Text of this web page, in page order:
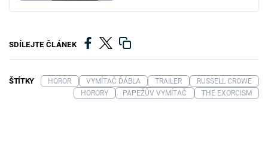
SDÍLEJTE ČLÁNEK
ŠTÍTKY HOROR VYMÍTAČ ĎÁBLA TRAILER
RUSSELL CROWE
HORORY
PAPEŽŮV VYMÍTAČ THE EXORCISM